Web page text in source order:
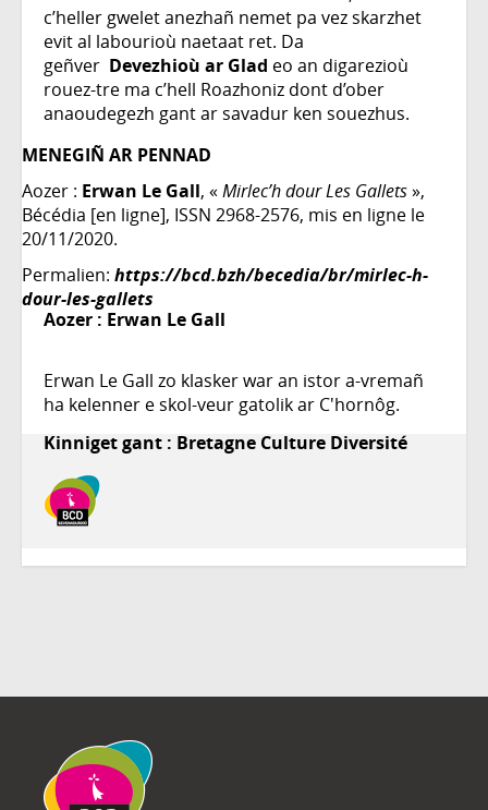
c’heller gwelet anezhañ nemet pa vez skarzhet
evit al labourioù naetaat ret. Da
geñver Devezhioù ar Glad eo an digarezioù
rouez-tre ma c’hell Roazhoniz dont d’ober
anaoudegezh gant ar savadur ken souezhus.
MENEGIÑ AR PENNAD
Aozer : Erwan Le Gall, «Mirlec’h dour Les Gallets»,
Bécédia [en ligne], ISSN 2968-2576, mis en ligne le
20/11/2020.
Permalien: https://bcd.bzh/becedia/br/mirlec-h-
dour-les-gallets
Aozer : Erwan Le Gall
Erwan Le Gall zo klasker war an istor a-vremañ
ha kelenner e skol-veur gatolik ar C'hornôg.
Kinniget gant : Bretagne Culture Diversité